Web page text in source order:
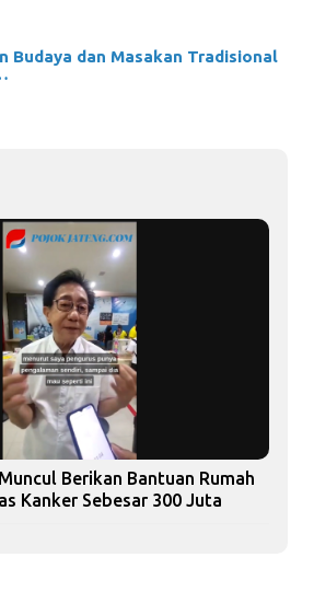
Budaya dan Masakan Tradisional
Berikan Bantuan Rumah
Kanker Sebesar 300 Juta